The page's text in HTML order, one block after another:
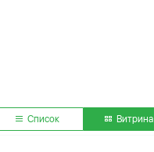
Список Витрина